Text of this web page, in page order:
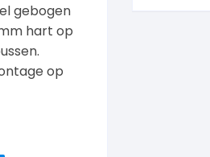
gebogen
hart op
op